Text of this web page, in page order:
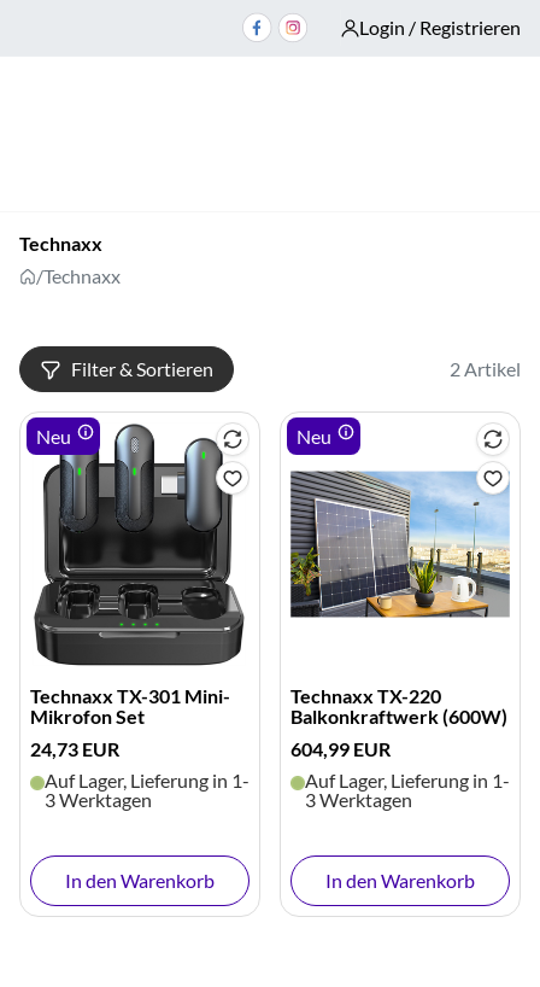
Login / Registrieren
Technaxx
/Technaxx
Filter & Sortieren 2 Artikel
Technaxx TX-301 Mini-
Mikrofon Set
24,73 EUR
Auf Lager, Lieferung in 1-
3 Werktagen
In den Warenkorb
Neu
Technaxx TX-220
Balkonkraftwerk (600W)
604,99 EUR
Auf Lager, Lieferung in 1-
3 Werktagen
In den Warenkorb
Neu